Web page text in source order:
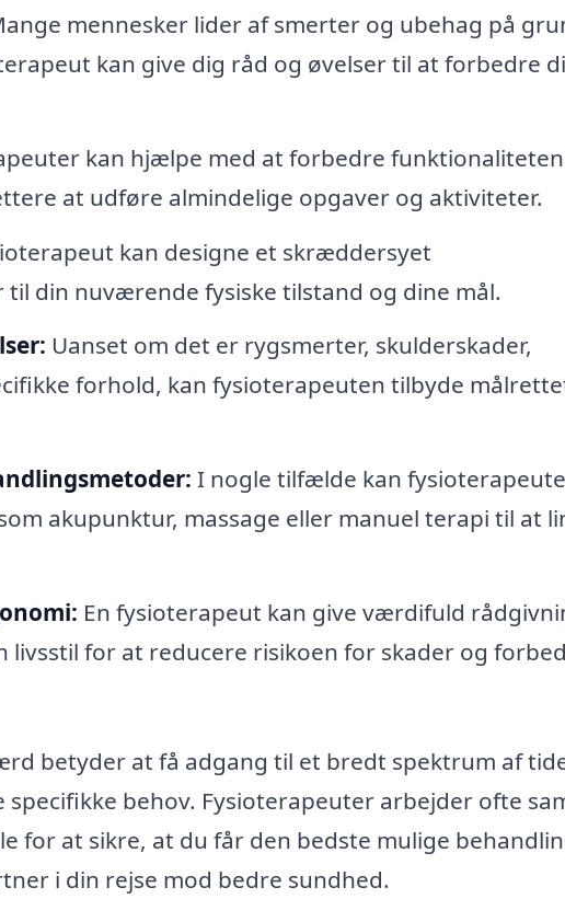
mennesker lider af smerter og ubehag på
kan give dig råd og øvelser til at forbedre
kan hjælpe med at forbedre
at udføre almindelige opgaver og aktiviteter.
kan designe et skræddersyet
din nuværende fysiske tilstand og dine mål.
Uanset om det er rygsmerter, skulderskader,
forhold, kan fysioterapeuten tilbyde
I nogle tilfælde kan
akupunktur, massage eller manuel terapi til at
En fysioterapeut kan give værdifuld
for at reducere risikoen for skader og
betyder at få adgang til et bredt spektrum af
behov. Fysioterapeuter arbejder ofte
for at sikre, at du får den bedste mulige
i din rejse mod bedre sundhed.